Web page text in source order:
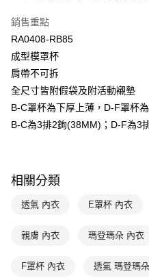
１．於結帳方式選擇「AFTEE先享
結帳頁面，進行簡訊認證並確認金額
３．收到繳費通知簡訊後14天內，
ATM／網路銀行／等多元方式進行付
※ 請注意：結帳手續完成當下不需
購買商品的店家。未經商家同意取
後付繳納相關費用。
※ 交易是否成功請以「AFTEE先享
１．透過由恩沛科技股份有限公司
權轉讓予恩沛科技股份有限公司。
https://aftee.tw/terms/#terms3
任。
付款後全家取貨$888免運-以
每筆NT$90，滿NT$888(含以上)
萊爾富取貨付款
每筆NT$90，滿NT$1,000(含以
付款後萊爾富取貨
每筆NT$90，滿NT$1,000(含以
付款後7-11取貨
每筆NT$90，滿NT$1,000(含以
每筆NT$90，滿NT$1,000(含以
銷售重點
RA0408-RB85
成型模罩杯
肩帶不可拆
全尺寸皆附假袋及附活動襯墊
B-C罩杯為下厚上薄，D-F罩杯
B-C為3排2鉤(38MM)；D-F為3
相關分類
透氣 內衣 E罩杯 內衣
親膚 內衣 瑪登瑪朵 內衣
F罩杯 內衣 透氣 瑪登瑪朵